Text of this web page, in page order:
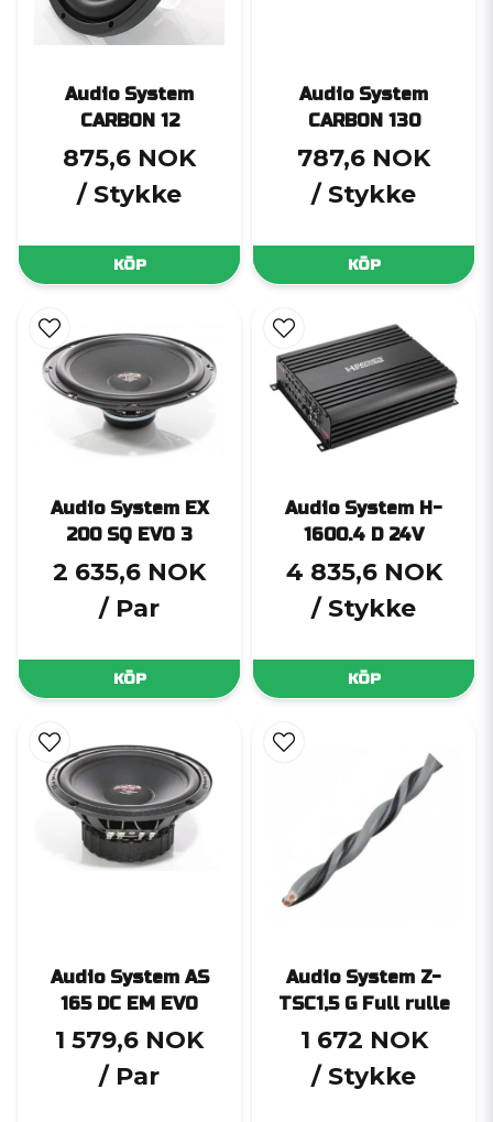
Audio System
CARBON 12
875,6 NOK
/ Stykke
KÖP
Audio System
CARBON 130
787,6 NOK
/ Stykke
KÖP
Audio System EX
200 SQ EVO 3
2 635,6 NOK
/ Par
KÖP
Audio System H-
1600.4 D 24V
4 835,6 NOK
/ Stykke
KÖP
Audio System AS
165 DC EM EVO
1 579,6 NOK
/ Par
Audio System Z-
TSC1,5 G Full rulle
1 672 NOK
/ Stykke